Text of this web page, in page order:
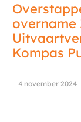
overname
Kompas
4 november 2024